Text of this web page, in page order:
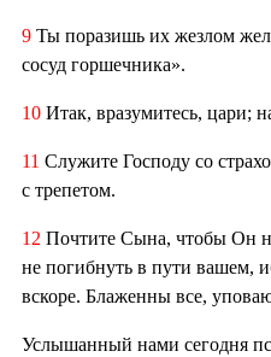
9 Ты поразишь их жезлом
сосуд горшечника».
10 Итак, вразумитесь, цари;
11 Служите Господу со
с трепетом.
12 Почтите Сына, чтобы Он
не погибнуть в пути вашем,
вскоре. Блаженны все,
Услышанный нами сегодня